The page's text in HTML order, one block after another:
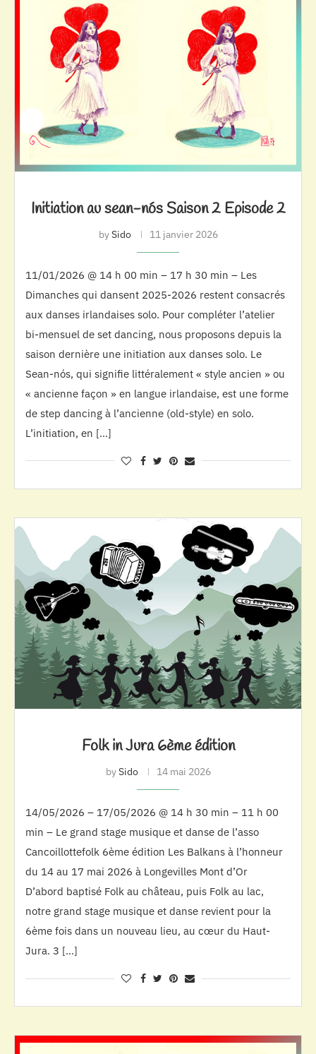
Initiation au sean-nós Saison 2 Episode 2
bySido 11 janvier 2026
11/01/2026 @ 14 h 00 min – 17 h 30 min – Les
Dimanches qui dansent 2025-2026 restent consacrés
aux danses irlandaises solo. Pour compléter l’atelier
bi-mensuel de set dancing, nous proposons depuis la
saison dernière une initiation aux danses solo. Le
Sean-nós, qui signifie littéralement « style ancien » ou
« ancienne façon » en langue irlandaise, est une forme
de step dancing à l’ancienne (old-style) en solo.
L’initiation, en […]
Folk in Jura 6ème édition
bySido 14 mai 2026
14/05/2026 – 17/05/2026 @ 14 h 30 min – 11 h 00
min – Le grand stage musique et danse de l’asso
Cancoillottefolk 6ème édition Les Balkans à l’honneur
du 14 au 17 mai 2026 à Longevilles Mont d’Or
D’abord baptisé Folk au château, puis Folk au lac,
notre grand stage musique et danse revient pour la
6ème fois dans un nouveau lieu, au cœur du Haut-
Jura. 3 […]